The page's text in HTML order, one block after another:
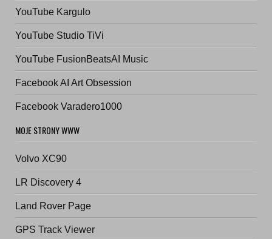
YouTube Kargulo
YouTube Studio TiVi
YouTube FusionBeatsAI Music
Facebook AI Art Obsession
Facebook Varadero1000
MOJE STRONY WWW
Volvo XC90
LR Discovery 4
Land Rover Page
GPS Track Viewer